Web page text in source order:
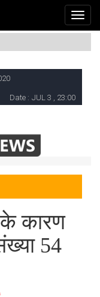
के कारण
54